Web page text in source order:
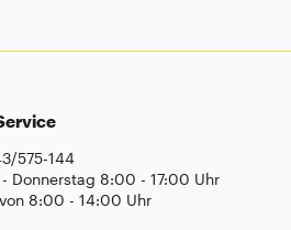
575-144
Donnerstag 8:00 - 17:00 Uhr
8:00 - 14:00 Uhr